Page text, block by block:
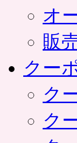
オ
販
クー
ク
ク